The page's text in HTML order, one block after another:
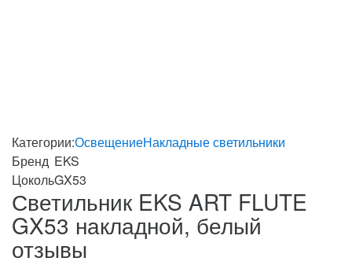
Категории:ОсвещениеНакладные светильники
Бренд EKS
ЦокольGX53
Светильник EKS ART FLUTE
GX53 накладной, белый
отзывы